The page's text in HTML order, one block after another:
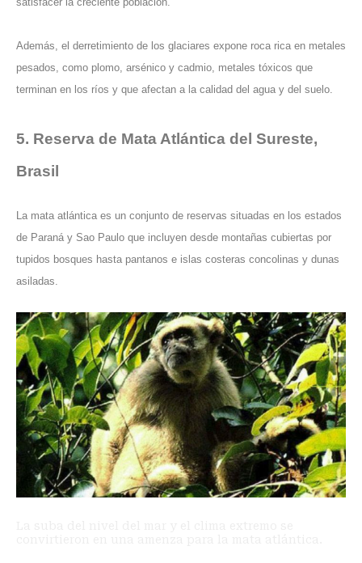
Además, el derretimiento de los glaciares expone roca rica en metales
pesados, como plomo, arsénico y cadmio, metales tóxicos que
terminan en los ríos y que afectan a la calidad del agua y del suelo.
5. Reserva de Mata Atlántica del Sureste,
Brasil
La mata atlántica es un conjunto de reservas situadas en los estados
de Paraná y Sao Paulo que incluyen desde montañas cubiertas por
tupidos bosques hasta pantanos e islas costeras concolinas y dunas
asiladas.